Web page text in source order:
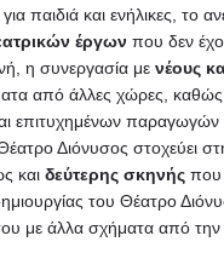
παιδιά και ενήλικες, το
έργωνπου δεν
η συνεργασία με νέους
από άλλες χώρες, καθώς
επιτυχημένων
Διόνυσος στοχεύει
και δεύτερης σκηνήςπου
του Θέατρο
με άλλα σχήματα από την